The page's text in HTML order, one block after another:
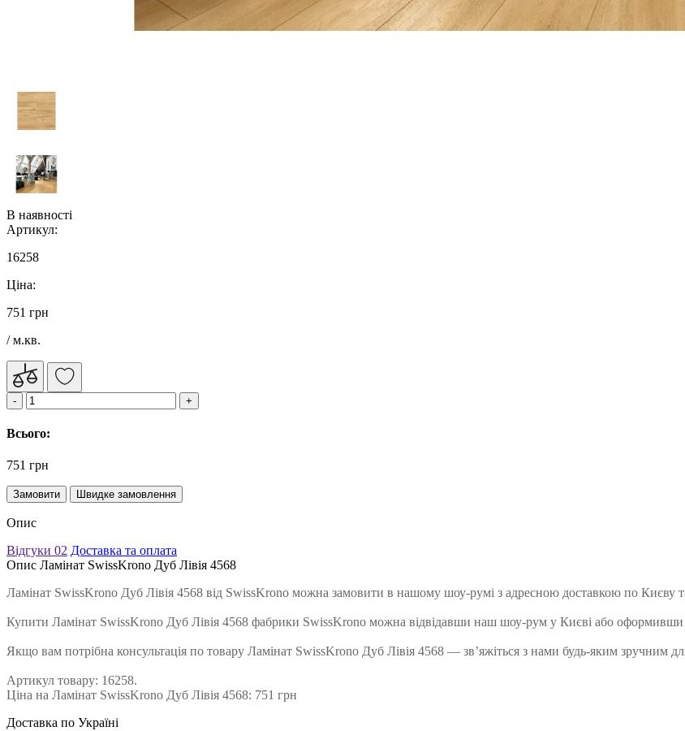
В наявності
Артикул:
16258
Ціна:
751 грн
/ м.кв.
Всього:
751 грн
Замовити Швидке замовлення
Опис
Відгуки 02 Доставка та оплата
Опис Ламінат SwissKrono Дуб Лівія 4568
Ламінат SwissKrono Дуб Лівія 4568 від SwissKrono можна замовити в нашому шоу-румі з адресною доставкою по Києву
Купити Ламінат SwissKrono Дуб Лівія 4568 фабрики SwissKrono можна відвідавши наш шоу-рум у Києві або оформивши
Якщо вам потрібна консультація по товару Ламінат SwissKrono Дуб Лівія 4568 — зв’яжіться з нами будь-яким зручним
Артикул товару: 16258.
Ціна на Ламінат SwissKrono Дуб Лівія 4568: 751 грн
Доставка по Україні